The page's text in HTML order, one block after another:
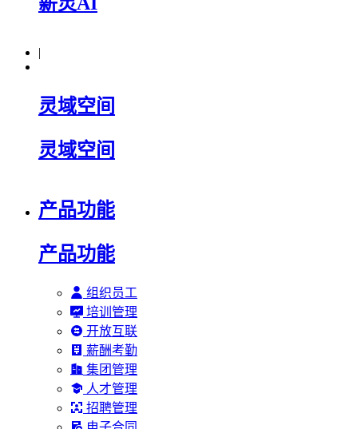
|
灵域空间
灵域空间
产品功能
产品功能
组织员工
培训管理
开放互联
薪酬考勤
集团管理
人才管理
招聘管理